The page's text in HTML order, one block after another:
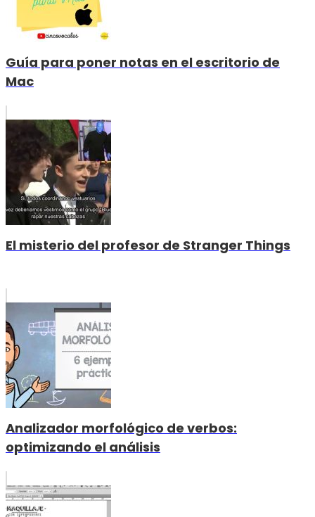
Guía para poner notas en el escritorio de
Mac
El misterio del profesor de Stranger Things
Analizador morfológico de verbos:
optimizando el análisis